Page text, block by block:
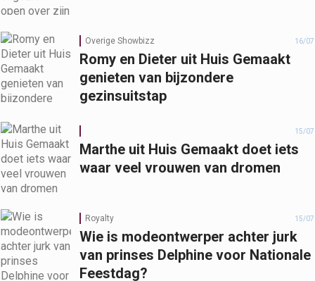
Overige Showbizz 16/07
Romy en Dieter uit Huis Gemaakt
genieten van bijzondere
gezinsuitstap
15/07
Marthe uit Huis Gemaakt doet iets
waar veel vrouwen van dromen
Royalty 15/07
Wie is modeontwerper achter jurk
van prinses Delphine voor Nationale
Feestdag?